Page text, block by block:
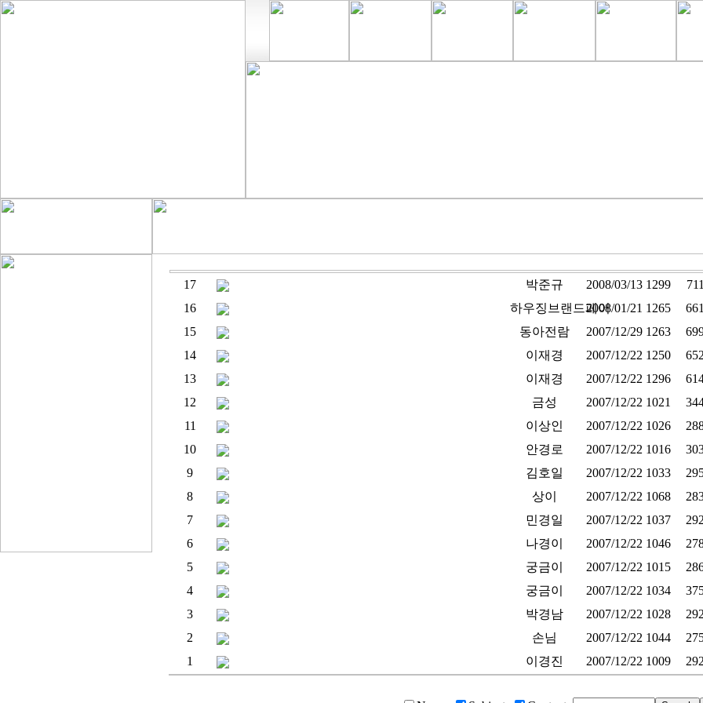
17
박준규 2008/03/13 1299
16
하우징브랜드페어2008/01/21 1265
15
동아전람 2007/12/29 1263
14
이재경 2007/12/22 1250
13
이재경 2007/12/22 1296
12
금성 2007/12/22 1021
11
이상인 2007/12/22 1026
10
안경로 2007/12/22 1016
9
김호일 2007/12/22 1033
8
상이 2007/12/22 1068
7
민경일 2007/12/22 1037
6
나경이 2007/12/22 1046
5
궁금이 2007/12/22 1015
4
궁금이 2007/12/22 1034
3
박경남 2007/12/22 1028
2
손님 2007/12/22 1044
1
이경진 2007/12/22 1009